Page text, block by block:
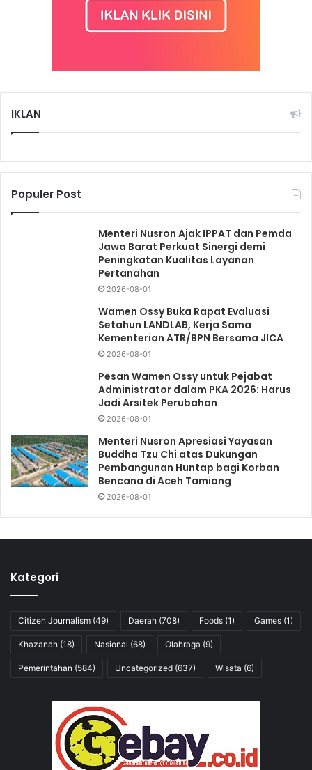
IKLAN
Populer Post
Menteri Nusron Ajak IPPAT dan Pemda
Jawa Barat Perkuat Sinergi demi
Peningkatan Kualitas Layanan
Pertanahan
2026-08-01
Wamen Ossy Buka Rapat Evaluasi
Setahun LANDLAB, Kerja Sama
Kementerian ATR/BPN Bersama JICA
2026-08-01
Pesan Wamen Ossy untuk Pejabat
Administrator dalam PKA 2026: Harus
Jadi Arsitek Perubahan
2026-08-01
Menteri Nusron Apresiasi Yayasan
Buddha Tzu Chi atas Dukungan
Pembangunan Huntap bagi Korban
Bencana di Aceh Tamiang
2026-08-01
Kategori
Citizen Journalism (49) Daerah (708) Foods (1) Games (1)
Khazanah (18) Nasional (68) Olahraga (9)
Pemerintahan (584) Uncategorized (637) Wisata (6)